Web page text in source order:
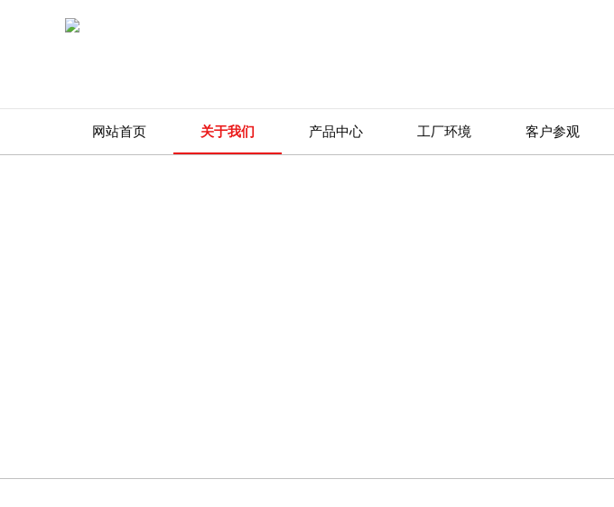
网站首页 关于我们 产品中心 工厂环境 客户参观